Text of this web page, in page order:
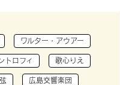
ワルター・アウアー
トロフィ 歌心りえ
広島交響楽団